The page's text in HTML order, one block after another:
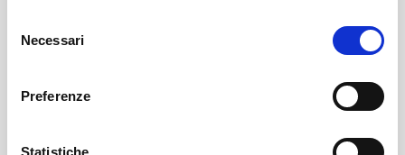
delNecessari
Preferenze
Statistiche